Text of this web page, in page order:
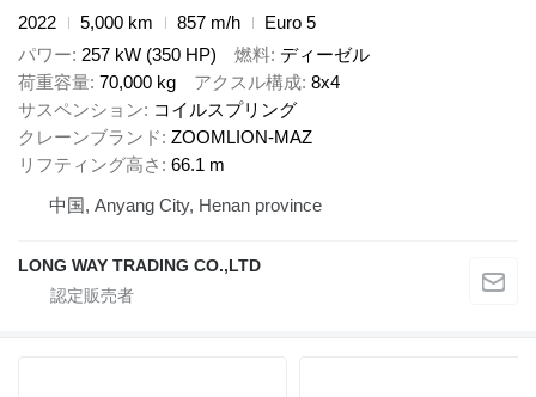
2022
5,000 km 857 m/h
Euro 5
パワー 257 kW (350 HP) 燃料 ディーゼル
荷重容量 70,000 kg アクスル構成 8x4
サスペンション
コイルスプリング
クレーンブランド ZOOMLION-MAZ
リフティング高さ
66.1 m
中国, Anyang City, Henan province
LONG WAY TRADING CO.,LTD